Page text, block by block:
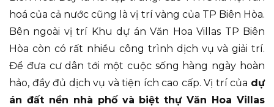
hoá của cả nước cũng là vị trí vàng của TP Biên Hòa.
Bên ngoài vị trí Khu dự án Văn Hoa Villas TP Biên
Hòa còn có rất nhiều công trình dịch vụ và giải trí.
Để đưa cư dân tới một cuộc sống hàng ngày hoàn
hảo, đầy đủ dịch vụ và tiện ích cao cấp. Vị trí của dự
án đất nền nhà phố và biệt thự Văn Hoa Villas